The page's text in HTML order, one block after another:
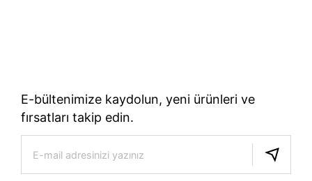
E-bültenimize kaydolun, yeni ürünleri ve
fırsatları takip edin.